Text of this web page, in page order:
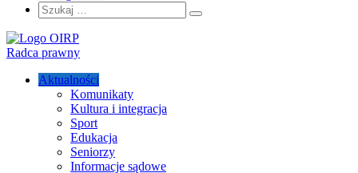
Szukaj:
Szukaj
Radca prawny
Aktualności
Komunikaty
Kultura i integracja
Sport
Edukacja
Seniorzy
Informacje sądowe